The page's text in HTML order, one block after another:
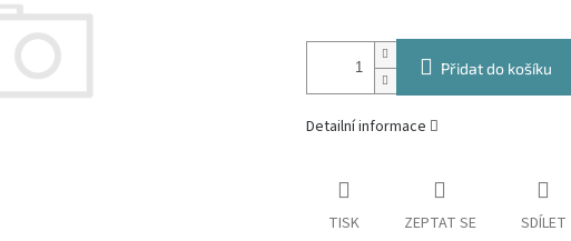
Přidat do košíku
Detailní informace
TISK ZEPTAT SE SDÍLET